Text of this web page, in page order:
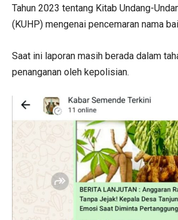
Tahun 2023 tentang Kitab Undang-
(KUHP) mengenai pencemaran nama
Saat ini laporan masih berada dalam
penanganan oleh kepolisian.